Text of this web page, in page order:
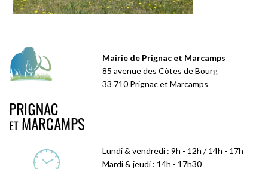
Mairie de Prignac et Marcamps
85 avenue des Côtes de Bourg
33 710 Prignac et Marcamps
Lundi & vendredi : 9h - 12h / 14h - 17h
Mardi & jeudi : 14h - 17h30